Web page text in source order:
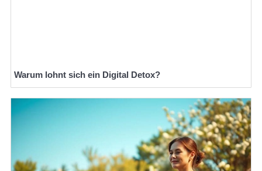
Warum lohnt sich ein Digital Detox?